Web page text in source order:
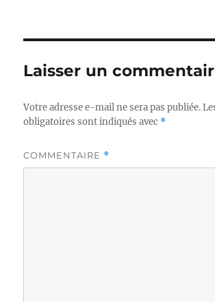
Laisser un
Votre adresse e-mail ne sera pas publiée.
obligatoires sont indiqués avec *
COMMENTAIRE *